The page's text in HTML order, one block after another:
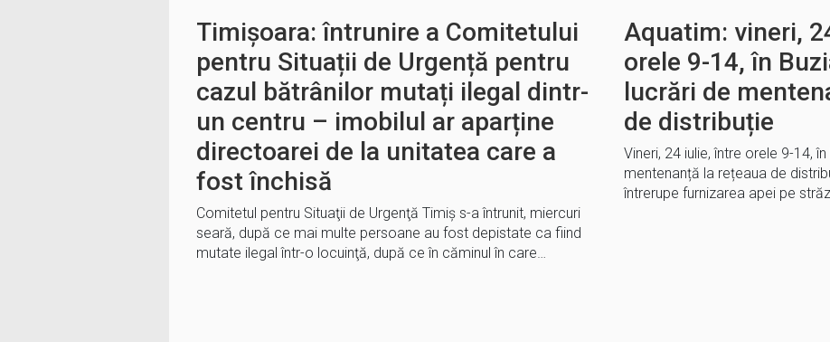
Timișoara: întrunire a Comitetului
pentru Situații de Urgență pentru
cazul bătrânilor mutați ilegal dintr-
un centru – imobilul ar aparține
directoarei de la unitatea care a
fost închisă
Comitetul pentru Situaţii de Urgenţă Timiş s-a întrunit, miercuri
seară, după ce mai multe persoane au fost depistate ca fiind
mutate ilegal într-o locuinţă, după ce în căminul în care…
Aquatim: vineri,
orele 9-14, în
lucrări de
de distribuție
Vineri, 24 iulie, între orele 9-14,
mentenanță la rețeaua de
întrerupe furnizarea apei pe